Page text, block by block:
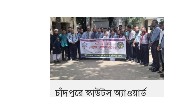
চাঁদপুরে স্কাউটস অ্যাওয়ার্ড